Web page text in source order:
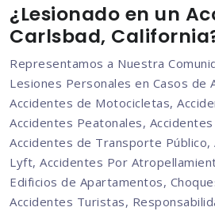
¿Lesionado en un
Carlsbad,
Representamos a Nuestra
Lesiones Personales en Casos de
Accidentes de Motocicletas,
Accidentes Peatonales,
Accidentes de Transporte Público,
Lyft, Accidentes Por
Edificios de Apartamentos,
Accidentes Turistas,